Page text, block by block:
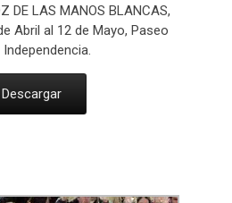
DE LAS MANOS BLANCAS,
Abril al 12 de Mayo, Paseo
Independencia.
Descargar